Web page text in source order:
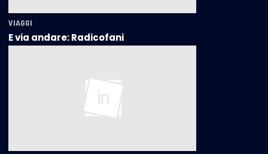
VIAGGI
E via andare: Radicofani